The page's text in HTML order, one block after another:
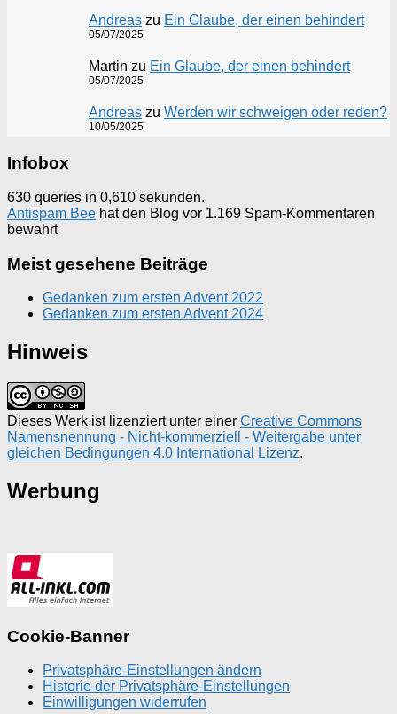
Andreas zu Ein Glaube, der einen behindert
05/07/2025
Martin zu Ein Glaube, der einen behindert
05/07/2025
Andreas zu Werden wir schweigen oder reden?
10/05/2025
Infobox
630 queries in 0,610 sekunden.
Antispam Bee hat den Blog vor 1.169 Spam-Kommentaren
bewahrt
Meist gesehene Beiträge
Gedanken zum ersten Advent 2022
Gedanken zum ersten Advent 2024
Hinweis
Dieses Werk ist lizenziert unter einer Creative Commons
Namensnennung - Nicht-kommerziell - Weitergabe unter
gleichen Bedingungen 4.0 International Lizenz.
Werbung
Cookie-Banner
Privatsphäre-Einstellungen ändern
Historie der Privatsphäre-Einstellungen
Einwilligungen widerrufen